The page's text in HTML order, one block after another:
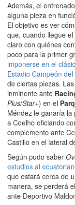
Además, el
alguna pieza en
El objetivo es ver
que, cuando llegue
claro con quiénes
poco para la primer
imponerse en el
Estadio Campeón del
de ciertas piezas.
inminente ante
Plus/Star+) en el
Méndez le ganaría
a Coelho oficiando
complemento ante
Castillo en el lateral
Según pudo saber
estudios al
que estará cerca de
manera, se perderá
ante Deportivo